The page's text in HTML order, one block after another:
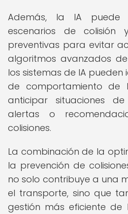
Además, la IA puede
escenarios de colisión
preventivas para evitar
algoritmos avanzados
los sistemas de IA
de comportamiento de
anticipar situaciones
alertas o
colisiones.
La combinación de la
la prevención de
no solo contribuye a una
el transporte, sino que
gestión más eficiente de